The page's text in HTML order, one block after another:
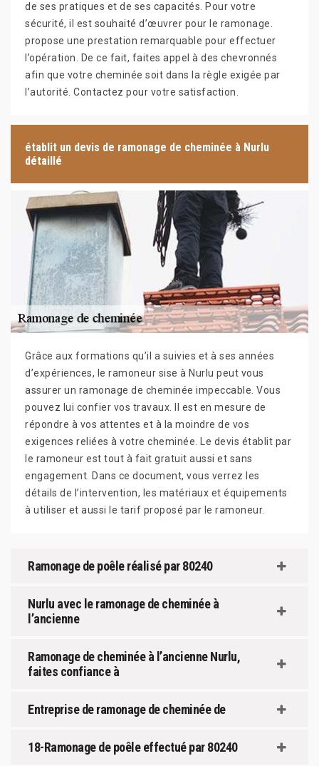
de ses pratiques et de ses capacités. Pour votre
sécurité, il est souhaité d’œuvrer pour le ramonage.
propose une prestation remarquable pour effectuer
l’opération. De ce fait, faites appel à des chevronnés
afin que votre cheminée soit dans la règle exigée par
l’autorité. Contactez pour votre satisfaction.
établit un devis de ramonage de cheminée à Nurlu
détaillé
Grâce aux formations qu’il a suivies et à ses années
d’expériences, le ramoneur sise à Nurlu peut vous
assurer un ramonage de cheminée impeccable. Vous
pouvez lui confier vos travaux. Il est en mesure de
répondre à vos attentes et à la moindre de vos
exigences reliées à votre cheminée. Le devis établit par
le ramoneur est tout à fait gratuit aussi et sans
engagement. Dans ce document, vous verrez les
détails de l’intervention, les matériaux et équipements
à utiliser et aussi le tarif proposé par le ramoneur.
Ramonage de poêle réalisé par 80240
Nurlu avec le ramonage de cheminée à
l’ancienne
Ramonage de cheminée à l’ancienne Nurlu,
faites confiance à
Entreprise de ramonage de cheminée de
18-Ramonage de poêle effectué par 80240